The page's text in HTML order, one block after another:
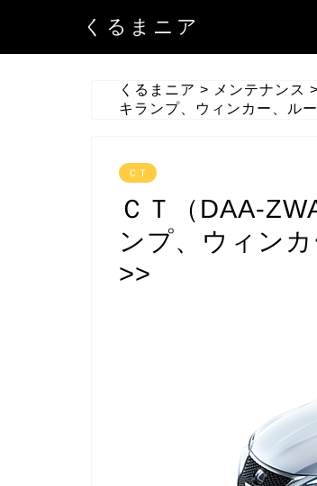
くるまニア
くるまニア > メンテナンス >
キランプ、ウィンカー、ル
ＣＴ
ＣＴ（DAA-
ンプ、ウィン
>>